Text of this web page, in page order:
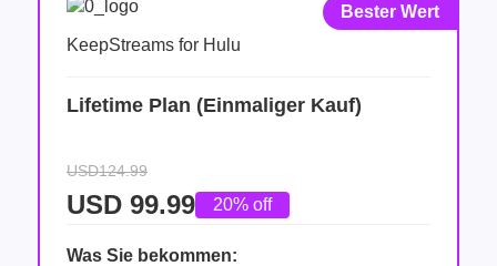
Bester Wert
KeepStreams for Hulu
Lifetime Plan (Einmaliger Kauf)
USD124.99
USD 99.99 20% off
Was Sie bekommen: